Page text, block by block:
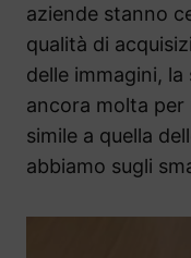
aziende stanno
qualità di
delle immagini,
ancora molta per
simile a quella
abbiamo sugli